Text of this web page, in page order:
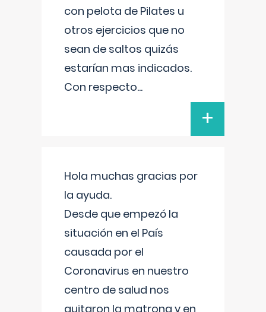
con pelota de Pilates u
otros ejercicios que no
sean de saltos quizás
estarían mas indicados.
Con respecto...
+
Hola muchas gracias por
la ayuda.
Desde que empezó la
situación en el País
causada por el
Coronavirus en nuestro
centro de salud nos
quitaron la matrona y en